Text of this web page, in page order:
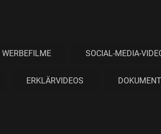
WERBEFILME SOCIAL-MEDIA-
ERKLÄRVIDEOS